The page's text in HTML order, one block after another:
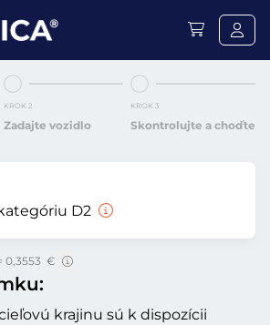
KROK 2
Zadajte vozidlo
KROK 3
Skontrolujte a choďte
D2
0,3553 €
krajinu sú k dispozícii